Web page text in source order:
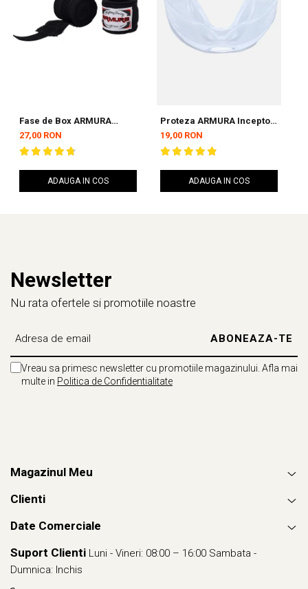
Fase de Box ARMURA
Inceptos Negre 4,5 metri
27,00 RON
ADAUGA IN COS
Proteza ARMURA Inceptos
19,00 RON
ADAUGA IN COS
Newsletter
Nu rata ofertele si promotiile noastre
Vreau sa primesc newsletter cu promotiile magazinului. Afla mai
multe in Politica de Confidentialitate
Magazinul Meu
Clienti
Date Comerciale
Suport Clienti Luni - Vineri: 08:00 – 16:00 Sambata -
Dumnica: Inchis